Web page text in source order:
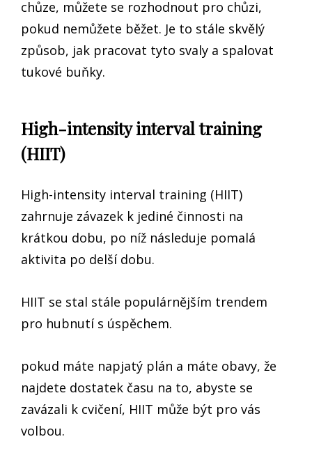
chůze, můžete se rozhodnout pro chůzi,
pokud nemůžete běžet. Je to stále skvělý
způsob, jak pracovat tyto svaly a spalovat
tukové buňky.
High-intensity interval training
(HIIT)
High-intensity interval training (HIIT)
zahrnuje závazek k jediné činnosti na
krátkou dobu, po níž následuje pomalá
aktivita po delší dobu.
HIIT se stal stále populárnějším trendem
pro hubnutí s úspěchem.
pokud máte napjatý plán a máte obavy, že
najdete dostatek času na to, abyste se
zavázali k cvičení, HIIT může být pro vás
volbou.